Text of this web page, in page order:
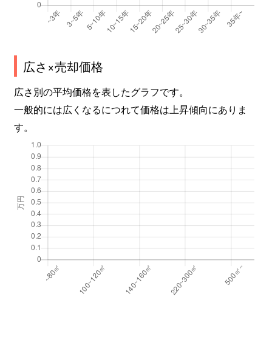
広さ×売却価格
広さ別の平均価格を表したグラフです。
一般的には広くなるにつれて価格は上昇傾向にありま
す。